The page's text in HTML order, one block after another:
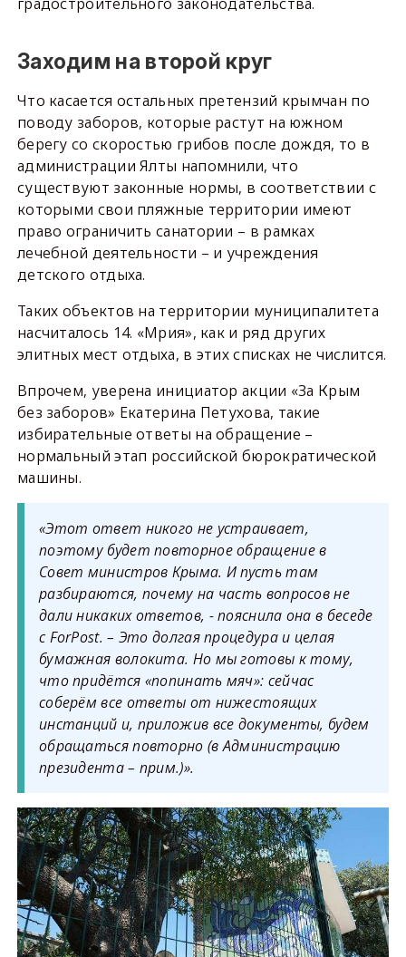
Заходим на второй круг
Что касается остальных претензий крымчан по
поводу заборов, которые растут на южном
берегу со скоростью грибов после дождя, то в
администрации Ялты напомнили, что
существуют законные нормы, в соответствии с
которыми свои пляжные территории имеют
право ограничить санатории – в рамках
лечебной деятельности – и учреждения
детского отдыха.
Таких объектов на территории муниципалитета
насчиталось 14. «Мрия», как и ряд других
элитных мест отдыха, в этих списках не числится.
Впрочем, уверена инициатор акции «За Крым
без заборов» Екатерина Петухова, такие
избирательные ответы на обращение –
нормальный этап российской бюрократической
машины.
«Этот ответ никого не устраивает,
поэтому будет повторное обращение в
Совет министров Крыма. И пусть там
разбираются, почему на часть вопросов не
дали никаких ответов, - пояснила она в беседе
с ForPost. – Это долгая процедура и целая
бумажная волокита. Но мы готовы к тому,
что придётся «попинать мяч»: сейчас
соберём все ответы от нижестоящих
инстанций и, приложив все документы, будем
обращаться повторно (в Администрацию
президента – прим.)».